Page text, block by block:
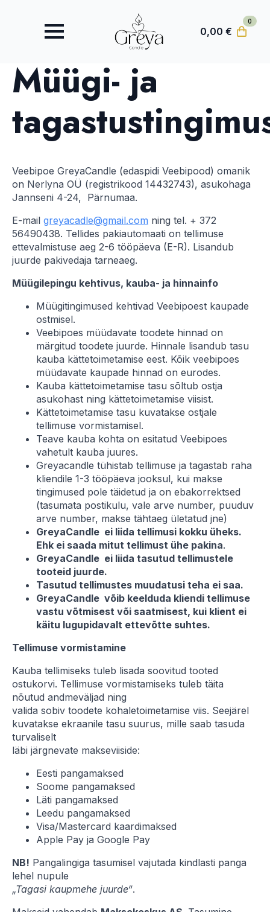
0,00€
0
Müügi- ja
Veebipoe GreyaCandle (edaspidi Veebipood) omanik
on Nerlyna OÜ (registrikood 14432743), asukohaga
Jannseni 4-24, Pärnumaa.
E-mail greyacadle@gmail.com ning tel. + 372
56490438. Tellides pakiautomaati on tellimuse
ettevalmistuse aeg 2-6 tööpäeva (E-R). Lisandub
juurde pakivedaja tarneaeg.
Müügilepingu kehtivus, kauba- ja hinnainfo
Müügitingimused kehtivad Veebipoest kaupade
ostmisel.
Veebipoes müüdavate toodete hinnad on
märgitud toodete juurde. Hinnale lisandub tasu
kauba kättetoimetamise eest. Kõik veebipoes
müüdavate kaupade hinnad on eurodes.
Kauba kättetoimetamise tasu sõltub ostja
asukohast ning kättetoimetamise viisist.
Kättetoimetamise tasu kuvatakse ostjale
tellimuse vormistamisel.
Teave kauba kohta on esitatud Veebipoes
vahetult kauba juures.
Greyacandle tühistab tellimuse ja tagastab raha
kliendile 1-3 tööpäeva jooksul, kui makse
tingimused pole täidetud ja on ebakorrektsed
(tasumata postikulu, vale arve number, puuduv
arve number, makse tähtaeg ületatud jne)
GreyaCandle ei liida tellimusi kokku üheks.
Ehk ei saada mitut tellimust ühe pakina.
GreyaCandle ei liida tasutud tellimustele
tooteid juurde.
Tasutud tellimustes muudatusi teha ei saa.
GreyaCandle võib keelduda kliendi tellimuse
vastu võtmisest või saatmisest, kui klient ei
käitu lugupidavalt ettevõtte suhtes.
Tellimuse vormistamine
Kauba tellimiseks tuleb lisada soovitud tooted
ostukorvi. Tellimuse vormistamiseks tuleb täita
nõutud andmeväljad ning
valida sobiv toodete kohaletoimetamise viis. Seejärel
kuvatakse ekraanile tasu suurus, mille saab tasuda
turvaliselt
läbi järgnevate makseviiside:
Eesti pangamaksed
Soome pangamaksed
Läti pangamaksed
Leedu pangamaksed
Visa/Mastercard kaardimaksed
Apple Pay ja Google Pay
NB! Pangalingiga tasumisel vajutada kindlasti panga
lehel nupule
„Tagasi kaupmehe juurde“.